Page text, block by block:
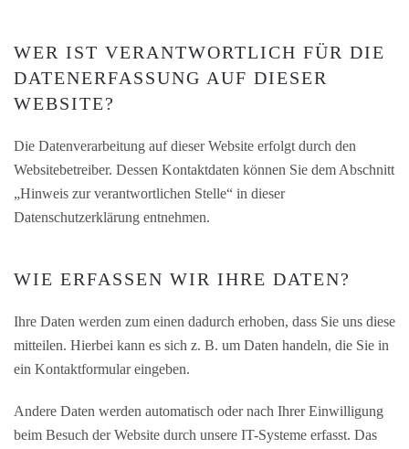
WER IST VERANTWORTLICH FÜR DIE
DATENERFASSUNG AUF DIESER
WEBSITE?
Die Datenverarbeitung auf dieser Website erfolgt durch den
Websitebetreiber. Dessen Kontaktdaten können Sie dem Abschnitt
„Hinweis zur verantwortlichen Stelle“ in dieser
Datenschutzerklärung entnehmen.
WIE ERFASSEN WIR IHRE DATEN?
Ihre Daten werden zum einen dadurch erhoben, dass Sie uns diese
mitteilen. Hierbei kann es sich z. B. um Daten handeln, die Sie in
ein Kontaktformular eingeben.
Andere Daten werden automatisch oder nach Ihrer Einwilligung
beim Besuch der Website durch unsere IT-Systeme erfasst. Das